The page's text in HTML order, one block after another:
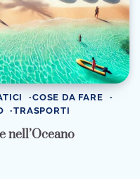
COSE DA FARE
TRASPORTI
nell’Oceano